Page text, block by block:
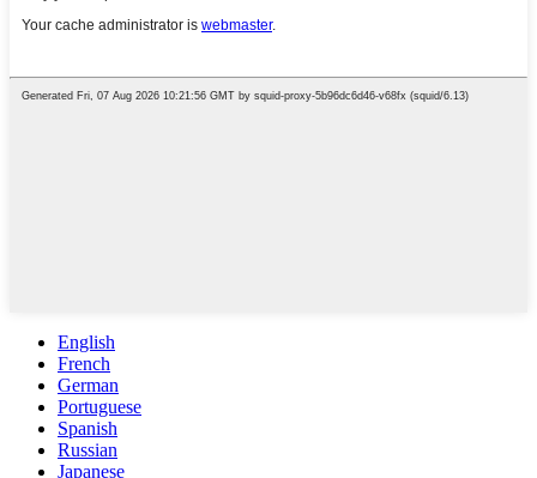
English
French
German
Portuguese
Spanish
Russian
Japanese